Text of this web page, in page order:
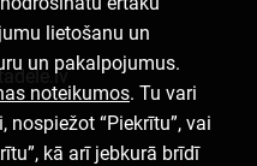
lietošanu un
un pakalpojumus.
noteikumos. Tu vari
“Piekrītu”, vai
kā arī jebkurā brīdī